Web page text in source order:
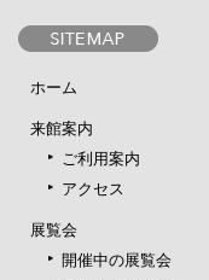
ホーム
来館案内
ご利用案内
アクセス
展覧会
開催中の展覧会